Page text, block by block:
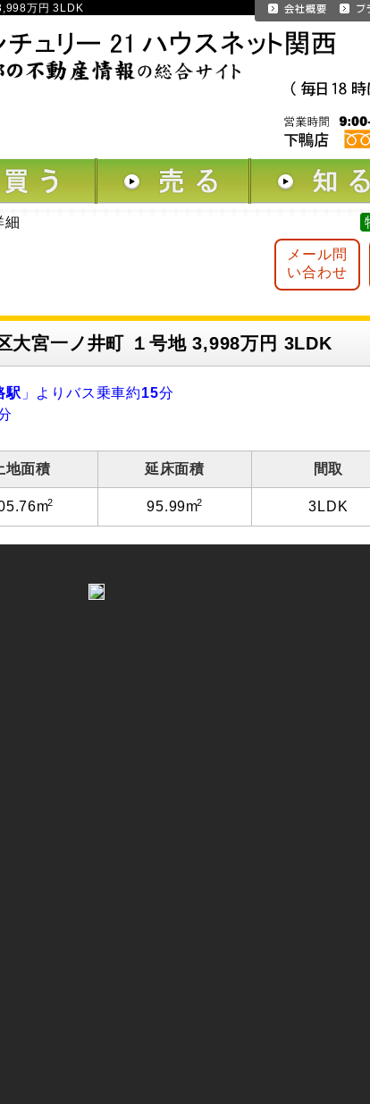
万円 3LDK
細
メール問
い合わせ
大宮一ノ井町 １号地 3,998万円 3LDK
駅 」よりバス乗車約15分
地面積 延床面積 間取
2 95.99m2 3LDK